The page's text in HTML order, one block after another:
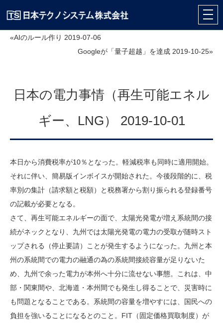
«AIのルール作り 2019-07-06
Googleが「量子超越」を達成 2019-10-25»
日本の電力事情（再生可能エネル
ギー、LNG） 2019-10-01
本日から消費税率が10％となった。軽減税率も同時に適用開始。
それに伴い、簡易版インボイスが開始された。今後段階的に、税
率別の集計（請求額と税額）と税務署から割り振られる登録番号
の記載が必要となる。
さて、再生可能エネルギーの面で、太陽光発電が増え系統間の接
続がネックとなり、九州では太陽光発電の電力の受取が随時スト
ップされる（停止要請）ことが発生するようになった。九州と本
州の系統間での電力の融通の為の系統間接続容量が足りないた
め、九州で余った電力が本州へ十分に流せない事態。これは、中
部・関東間や、北海道・本州間でも発生し得ることで、災害時に
も問題となることである。系統間の容量を増やすには、国民への
負担を強いることになるとのこと。FIT（固定価格買取制度）が